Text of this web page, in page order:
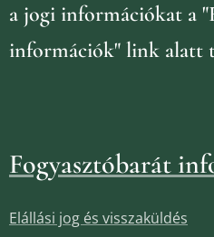
a jogi információkat a
információk" link alatt
Fogyasztóbarát
Elállási jog és visszaküldés